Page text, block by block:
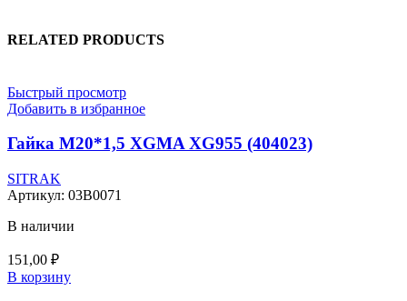
RELATED PRODUCTS
Быстрый просмотр
Добавить в избранное
Гайка M20*1,5 XGMA XG955 (404023)
SITRAK
Артикул: 03B0071
В наличии
151,00 ₽
В корзину